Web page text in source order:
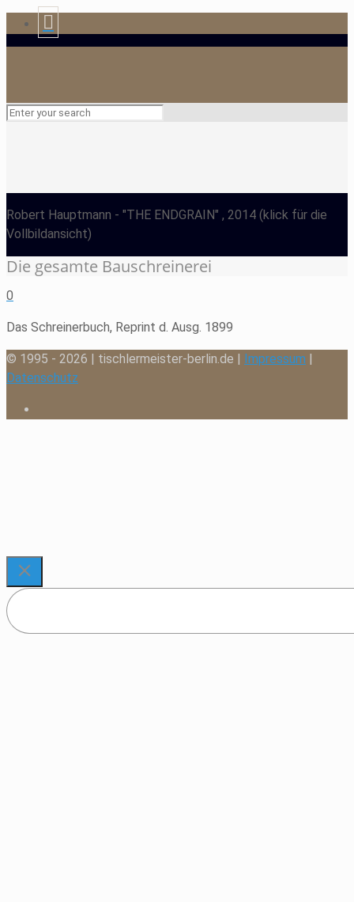
Robert Hauptmann - "THE ENDGRAIN" , 2014 (klick für die
Vollbildansicht)
Die gesamte Bauschreinerei
0
Das Schreinerbuch, Reprint d. Ausg. 1899
© 1995 - 2026 | tischlermeister-berlin.de | Impressum
Datenschutz